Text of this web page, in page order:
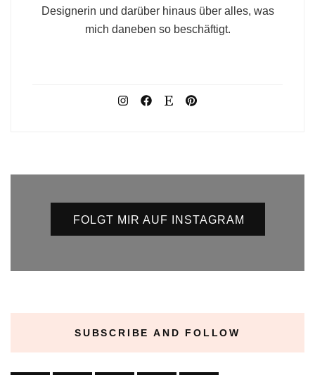
Designerin und darüber hinaus über alles, was
mich daneben so beschäftigt.
FOLGT MIR AUF INSTAGRAM
SUBSCRIBE AND FOLLOW